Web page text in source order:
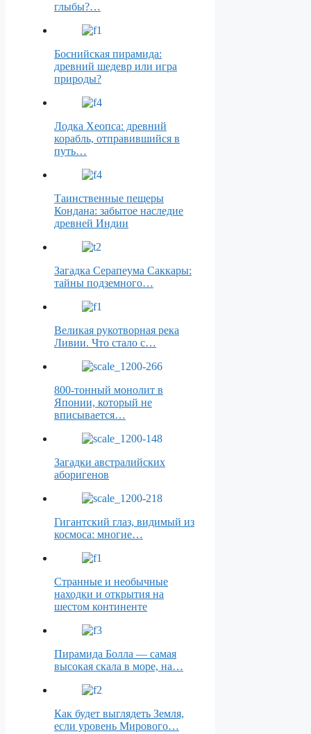
глыбы?…
Боснийская пирамида:
древний шедевр или игра
природы?
Лодка Хеопса: древний
корабль, отправившийся в
путь…
Таинственные пещеры
Кондана: забытое наследие
древней Индии
Загадка Серапеума Саккары:
тайны подземного…
Великая рукотворная река
Ливии. Что стало с…
800-тонный монолит в
Японии, который не
вписывается…
Загадки австралийских
аборигенов
Гигантский глаз, видимый из
космоса: многие…
Странные и необычные
находки и открытия на
шестом континенте
Пирамида Болла — самая
высокая скала в море, на…
Как будет выглядеть Земля,
если уровень Мирового…